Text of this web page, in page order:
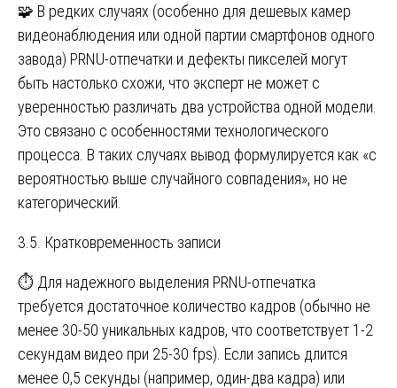
🧩 В редких случаях (особенно для дешевых камер
видеонаблюдения или одной партии смартфонов одного
завода) PRNU-отпечатки и дефекты пикселей могут
быть настолько схожи, что эксперт не может с
уверенностью различать два устройства одной модели.
Это связано с особенностями технологического
процесса. В таких случаях вывод формулируется как «с
вероятностью выше случайного совпадения», но не
категорический.
3.5. Кратковременность записи
⏱️ Для надежного выделения PRNU-отпечатка
требуется достаточное количество кадров (обычно не
менее 30-50 уникальных кадров, что соответствует 1-2
секундам видео при 25-30 fps). Если запись длится
менее 0,5 секунды (например, один-два кадра) или